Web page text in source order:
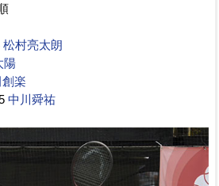
松村亮太朗
陽
楽
中川舜祐